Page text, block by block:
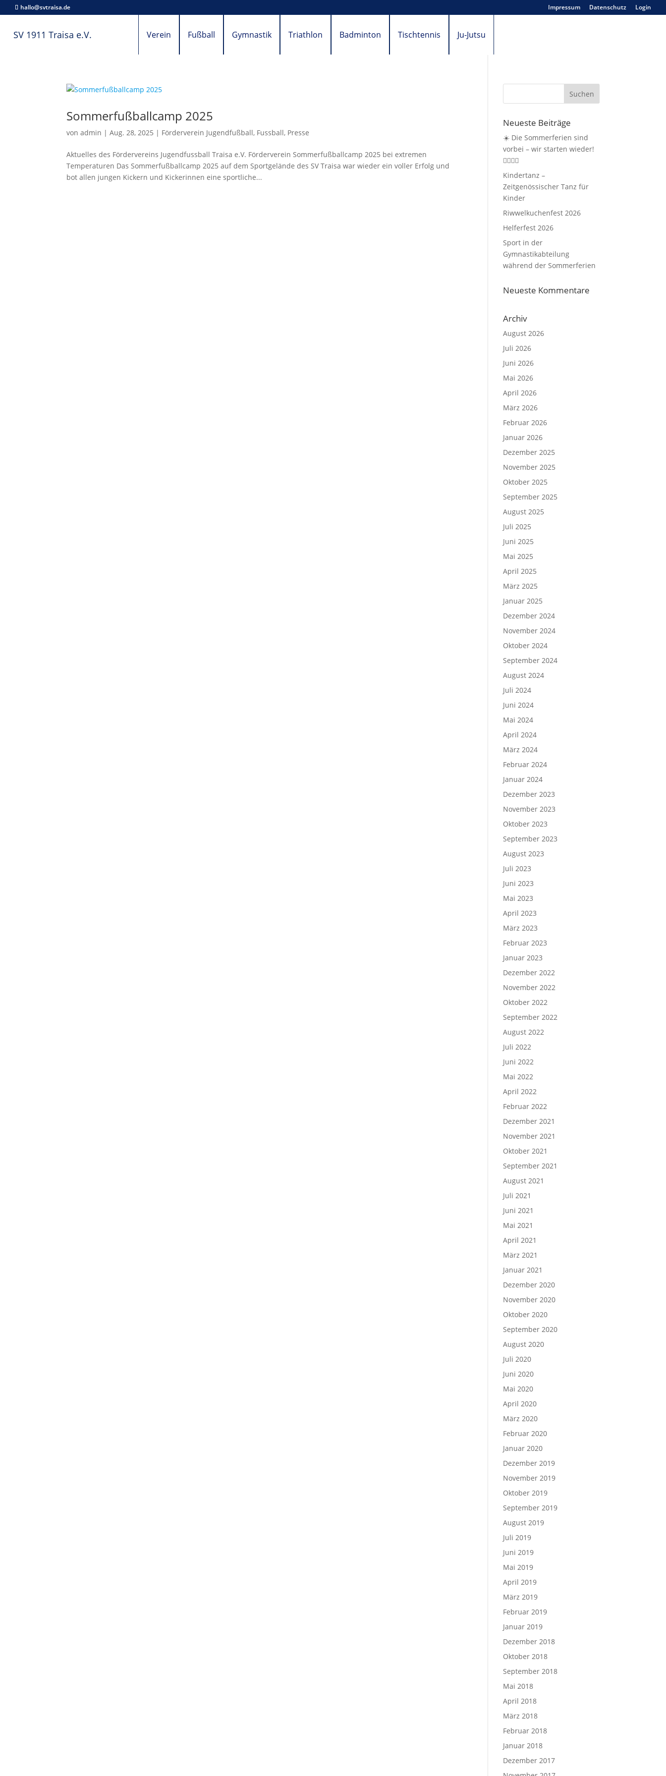
SV 1911 Traisa e.V. Verein Fußball Gymnastik Triathlon Badminton Tischtennis Ju-Jutsu
hallo@svtraisa.de Impressum Datenschutz Login
Sommerfußballcamp 2025
vonadmin |Aug. 28, 2025 | Förderverein Jugendfußball, Fussball, Presse
Aktuelles des Fördervereins Jugendfussball Traisa e.V. Förderverein Sommerfußballcamp 2025 bei extremen
Temperaturen Das Sommerfußballcamp 2025 auf dem Sportgelände des SV Traisa war wieder ein voller Erfolg und
bot allen jungen Kickern und Kickerinnen eine sportliche...
Neueste Beiträge
☀️ Die Sommerferien sind
vorbei – wir starten wieder!
🤸‍♀️🏃‍♂️
Kindertanz –
Zeitgenössischer Tanz für
Kinder
Riwwelkuchenfest 2026
Helferfest 2026
Sport in der
Gymnastikabteilung
während der Sommerferien
Neueste Kommentare
Archiv
August 2026
Juli 2026
Juni 2026
Mai 2026
April 2026
März 2026
Februar 2026
Januar 2026
Dezember 2025
November 2025
Oktober 2025
September 2025
August 2025
Juli 2025
Juni 2025
Mai 2025
April 2025
März 2025
Januar 2025
Dezember 2024
November 2024
Oktober 2024
September 2024
August 2024
Juli 2024
Juni 2024
Mai 2024
April 2024
März 2024
Februar 2024
Januar 2024
Dezember 2023
November 2023
Oktober 2023
September 2023
August 2023
Juli 2023
Juni 2023
Mai 2023
April 2023
März 2023
Februar 2023
Januar 2023
Dezember 2022
November 2022
Oktober 2022
September 2022
August 2022
Juli 2022
Juni 2022
Mai 2022
April 2022
Februar 2022
Dezember 2021
November 2021
Oktober 2021
September 2021
August 2021
Juli 2021
Juni 2021
Mai 2021
April 2021
März 2021
Januar 2021
Dezember 2020
November 2020
Oktober 2020
September 2020
August 2020
Juli 2020
Juni 2020
Mai 2020
April 2020
März 2020
Februar 2020
Januar 2020
Dezember 2019
November 2019
Oktober 2019
September 2019
August 2019
Juli 2019
Juni 2019
Mai 2019
April 2019
März 2019
Februar 2019
Januar 2019
Dezember 2018
Oktober 2018
September 2018
Mai 2018
April 2018
März 2018
Februar 2018
Januar 2018
Dezember 2017